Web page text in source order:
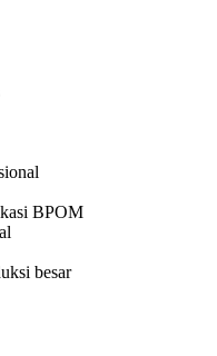
BPOM
besar